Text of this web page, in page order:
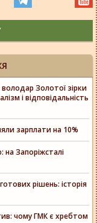
Золотої зірки
і відповідальність
зарплати на 10%
на Запоріжсталі
рішень: історія
чому ГМК є хребтом